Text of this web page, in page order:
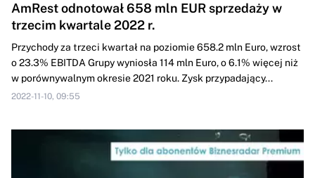
AmRest odnotował 658 mln EUR sprzedaży w
trzecim kwartale 2022 r.
Przychody za trzeci kwartał na poziomie 658.2 mln Euro, wzrost
o 23.3% EBITDA Grupy wyniosła 114 mln Euro, o 6.1% więcej niż
w porównywalnym okresie 2021 roku. Zysk przypadający...
2022-11-10, 09:55